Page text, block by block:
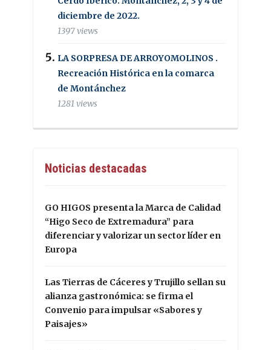
diciembre de 2022.
1397 views
LA SORPRESA DE ARROYOMOLINOS .
Recreación Histórica en la comarca
de Montánchez
1281 views
Noticias destacadas
GO HIGOS presenta la Marca de Calidad
“Higo Seco de Extremadura” para
diferenciar y valorizar un sector líder en
Europa
Las Tierras de Cáceres y Trujillo sellan su
alianza gastronómica: se firma el
Convenio para impulsar «Sabores y
Paisajes»